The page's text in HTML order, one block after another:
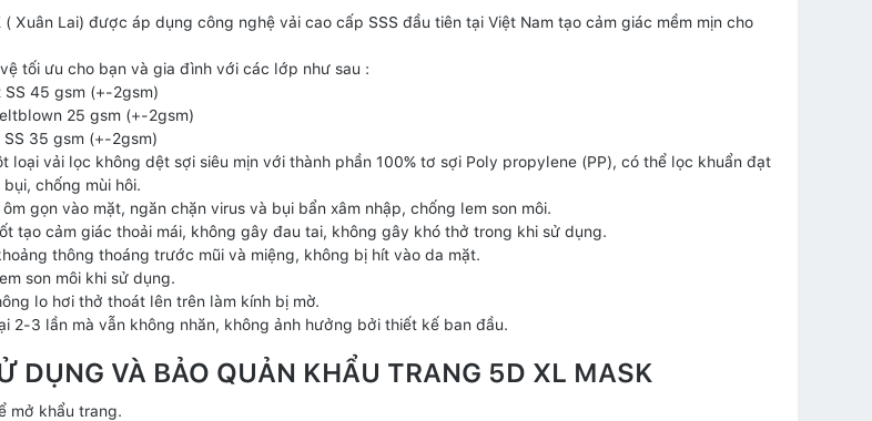
( Xuân Lai) được áp dụng công nghệ vải cao cấp SSS đầu tiên tại Việt Nam tạo cảm giác mềm mịn cho
tối ưu cho bạn và gia đình với các lớp như sau :
SS 45 gsm (+-2gsm)
25 gsm (+-2gsm)
35 gsm (+-2gsm)
loại vải lọc không dệt sợi siêu mịn với thành phần 100% tơ sợi Poly propylene (PP), có thể lọc khuẩn đạt
chống mùi hôi.
gọn vào mặt, ngăn chặn virus và bụi bẩn xâm nhập, chống lem son môi.
tạo cảm giác thoải mái, không gây đau tai, không gây khó thở trong khi sử dụng.
thông thoáng trước mũi và miệng, không bị hít vào da mặt.
son môi khi sử dụng.
lo hơi thở thoát lên trên làm kính bị mờ.
2-3 lần mà vẫn không nhăn, không ảnh hưởng bởi thiết kế ban đầu.
DỤNG VÀ BẢO QUẢN KHẨU TRANG 5D XL MASK
mở khẩu trang.